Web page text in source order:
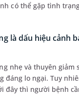
có thể gặp tình
là dấu hiệu cảnh
nhẹ và thuyên giảm
đáng lo ngại. Tuy
đây thì người bệnh